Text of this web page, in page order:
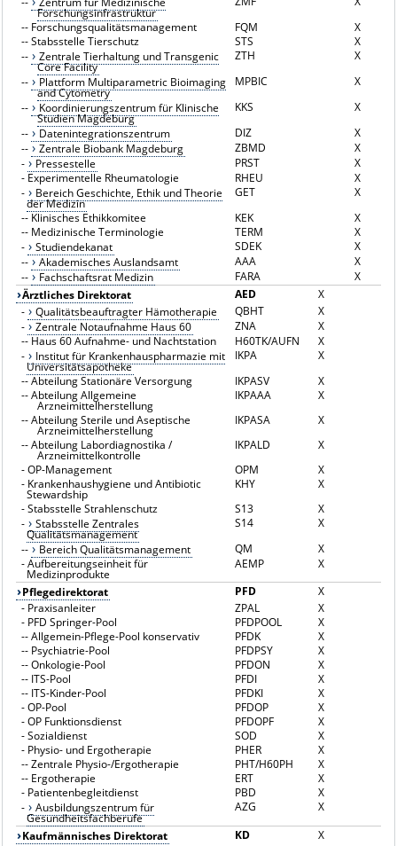
Forschungsinfrastruktur
-- Forschungsqualitätsmanagement FQM
X
--Stabsstelle Tierschutz STS
X
--
Zentrale Tierhaltung und Transgenic
Core Facility
ZTH
X
--
Plattform Multiparametric Bioimaging
and Cytometry
MPBIC
X
--
Koordinierungszentrum für Klinische
Studien Magdeburg
KKS
X
--
Datenintegrationszentrum DIZ
X
--
Zentrale Biobank Magdeburg ZBMD
X
-
Pressestelle PRST
X
- Experimentelle Rheumatologie RHEU
X
-
Bereich Geschichte, Ethik und Theorie
der Medizin
GET
X
-- Klinisches Ethikkomitee KEK
X
-- Medizinische Terminologie TERM
X
-
Studiendekanat SDEK
X
--
Akademisches Auslandsamt AAA
X
--
Fachschaftsrat Medizin FARA
X
Ärztliches Direktorat
AED
X
-
Qualitätsbeauftragter Hämotherapie QBHT
X
-
Zentrale Notaufnahme Haus 60 ZNA
X
-- Haus 60 Aufnahme- und Nachtstation H60TK/AUFN
X
-
Institut für Krankenhauspharmazie mit
Universitätsapotheke
IKPA
X
--Abteilung Stationäre Versorgung IKPASV
X
--Abteilung Allgemeine
Arzneimittelherstellung
IKPAAA
X
--Abteilung Sterile und Aseptische
Arzneimittelherstellung
IKPASA
X
--Abteilung Labordiagnostika /
Arzneimittelkontrolle
IKPALD
X
-OP-Management OPM
X
- Krankenhaushygiene und Antibiotic
Stewardship
KHY
X
-Stabsstelle Strahlenschutz S13
X
-
Stabsstelle Zentrales
Qualitätsmanagement
S14
X
--
Bereich Qualitätsmanagement QM
X
-Aufbereitungseinheit für
Medizinprodukte
AEMP
X
Pflegedirektorat
PFD
X
- Praxisanleiter ZPAL
X
- PFD Springer-Pool PFDPOOL
X
--Allgemein-Pflege-Pool konservativ PFDK
X
-- Psychiatrie-Pool PFDPSY
X
--Onkologie-Pool PFDON
X
-- ITS-Pool PFDI
X
-- ITS-Kinder-Pool PFDKI
X
-OP-Pool PFDOP
X
-OP Funktionsdienst PFDOPF
X
-Sozialdienst SOD
X
- Physio- und Ergotherapie PHER
X
--Zentrale Physio-/Ergotherapie PHT/H60PH
X
-- Ergotherapie ERT
X
- Patientenbegleitdienst PBD
X
-
Ausbildungszentrum für
Gesundheitsfachberufe
AZG
X
Kaufmännisches Direktorat
KD
X